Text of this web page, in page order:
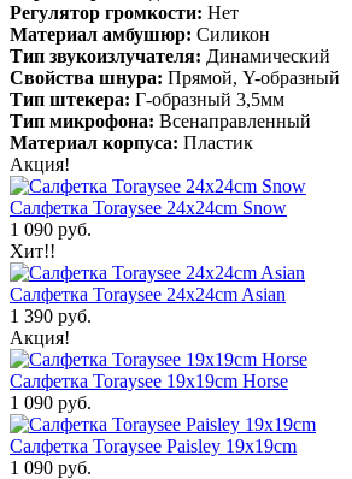
Регулятор громкости: Нет
Материал амбушюр: Силикон
Тип звукоизлучателя: Динамический
Свойства шнура: Прямой, Y-образный
Тип штекера: Г-образный 3,5мм
Тип микрофона: Всенаправленный
Материал корпуса: Пластик
Акция!
Салфетка Toraysee 24x24cm Snow
1 090 руб.
Хит!!
Салфетка Toraysee 24x24cm Asian
1 390 руб.
Акция!
Салфетка Toraysee 19x19cm Horse
1 090 руб.
Салфетка Toraysee Paisley 19x19cm
1 090 руб.